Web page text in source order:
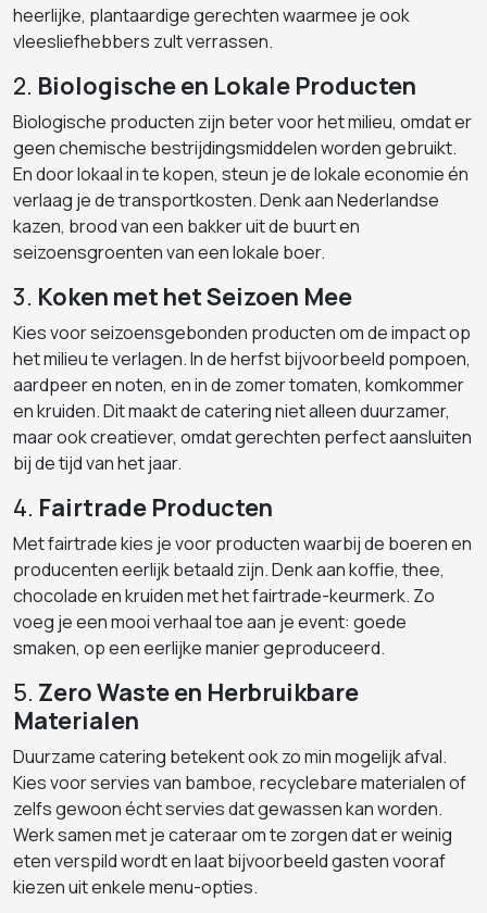
heerlijke, plantaardige gerechten waarmee je ook
vleesliefhebbers zult verrassen.
2. Biologische en Lokale Producten
Biologische producten zijn beter voor het milieu, omdat er
geen chemische bestrijdingsmiddelen worden gebruikt.
En door lokaal in te kopen, steun je de lokale economie én
verlaag je de transportkosten. Denk aan Nederlandse
kazen, brood van een bakker uit de buurt en
seizoensgroenten van een lokale boer.
3. Koken met het Seizoen Mee
Kies voor seizoensgebonden producten om de impact op
het milieu te verlagen. In de herfst bijvoorbeeld pompoen,
aardpeer en noten, en in de zomer tomaten, komkommer
en kruiden. Dit maakt de catering niet alleen duurzamer,
maar ook creatiever, omdat gerechten perfect aansluiten
bij de tijd van het jaar.
4. Fairtrade Producten
Met fairtrade kies je voor producten waarbij de boeren en
producenten eerlijk betaald zijn. Denk aan koffie, thee,
chocolade en kruiden met het fairtrade-keurmerk. Zo
voeg je een mooi verhaal toe aan je event: goede
smaken, op een eerlijke manier geproduceerd.
5. Zero Waste en Herbruikbare
Materialen
Duurzame catering betekent ook zo min mogelijk afval.
Kies voor servies van bamboe, recyclebare materialen of
zelfs gewoon écht servies dat gewassen kan worden.
Werk samen met je cateraar om te zorgen dat er weinig
eten verspild wordt en laat bijvoorbeeld gasten vooraf
kiezen uit enkele menu-opties.